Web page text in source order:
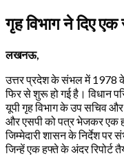
गृह विभाग ने दिए एक
लखनऊ,
उत्तर प्रदेश के संभल में 1978 के
फिर से शुरू हो गई है। विधान
यूपी गृह विभाग के उप सचिव
और एसपी को पत्र भेजकर एक
जिम्मेदारी शासन के निर्देश पर
जिन्हें एक हफ्ते के अंदर रिपोर्ट